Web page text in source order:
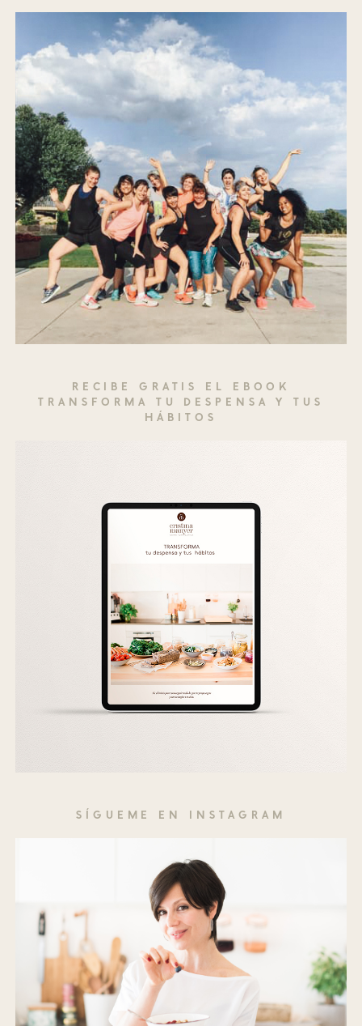
RECIBE GRATIS EL EBOOK
TRANSFORMA TU DESPENSA Y TUS
HÁBITOS
SÍGUEME EN INSTAGRAM